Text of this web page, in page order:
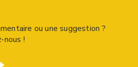
ou une suggestion ?
nous !